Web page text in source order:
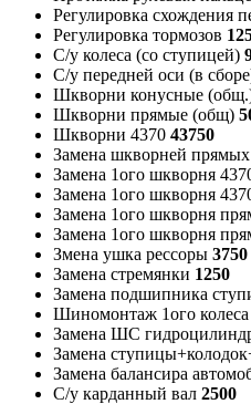
Регулировка схождения
Регулировка тормозов
С/у колеса (со ступицей)
С/у передней оси (в
Шкворни конусные
Шкворни прямые (общ)
Шкворни 4370 43750
Замена шкворней прямых
Замена 1ого шкворня
Замена 1ого шкворня
Замена 1ого шкворня
Замена 1ого шкворня
Змена ушка рессоры 3750
Замена стремянки 1250
Замена подшипника
Шиномонтаж 1ого колеса
Замена ШС
Замена
Замена балансира
С/у карданный вал 2500